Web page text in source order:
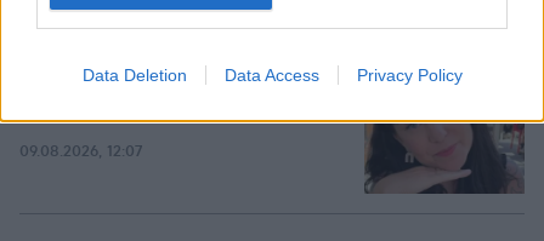
Data Deletion Data Access Privacy Policy
TikToker που διαγνώστηκε με
Αλτσχάιμερ και επέλεξε την ιατρικώς
υποβοηθούμενη αυτοκτονία
09.08.2026, 12:07